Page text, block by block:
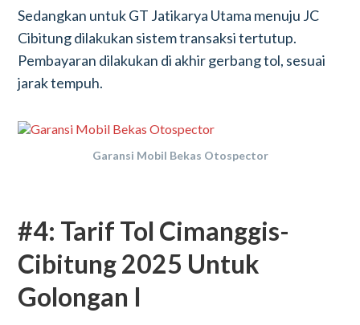
Sedangkan untuk GT Jatikarya Utama menuju JC
Cibitung dilakukan sistem transaksi tertutup.
Pembayaran dilakukan di akhir gerbang tol, sesuai
jarak tempuh.
Garansi Mobil Bekas Otospector
#4: Tarif Tol Cimanggis-
Cibitung 2025 Untuk
Golongan I